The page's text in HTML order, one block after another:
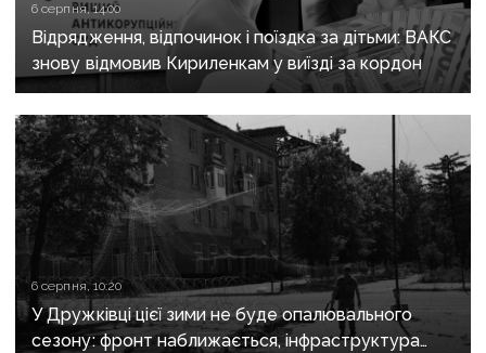
6 серпня, 14:00
Відрядження, відпочинок і поїздка за дітьми: ВАКС
знову відмовив Кириленкам у виїзді за кордон
6 серпня, 10:20
У Дружківці цієї зими не буде опалювального
сезону: фронт наближається, інфраструктура